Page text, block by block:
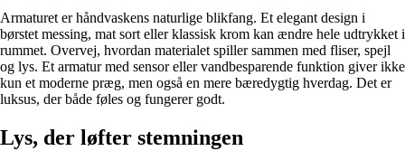
Armaturet er håndvaskens naturlige blikfang. Et elegant design i
børstet messing, mat sort eller klassisk krom kan ændre hele udtrykket i
rummet. Overvej, hvordan materialet spiller sammen med fliser, spejl
og lys. Et armatur med sensor eller vandbesparende funktion giver ikke
kun et moderne præg, men også en mere bæredygtig hverdag. Det er
luksus, der både føles og fungerer godt.
Lys, der løfter stemningen